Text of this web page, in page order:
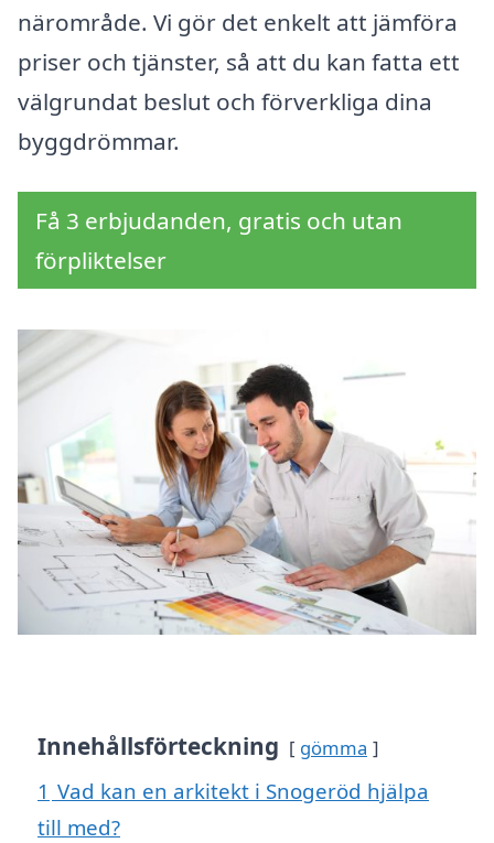
närområde. Vi gör det enkelt att jämföra
priser och tjänster, så att du kan fatta ett
välgrundat beslut och förverkliga dina
byggdrömmar.
Få 3 erbjudanden, gratis och utan
förpliktelser
Innehållsförteckning gömma
1 Vad kan en arkitekt i Snogeröd hjälpa
till med?